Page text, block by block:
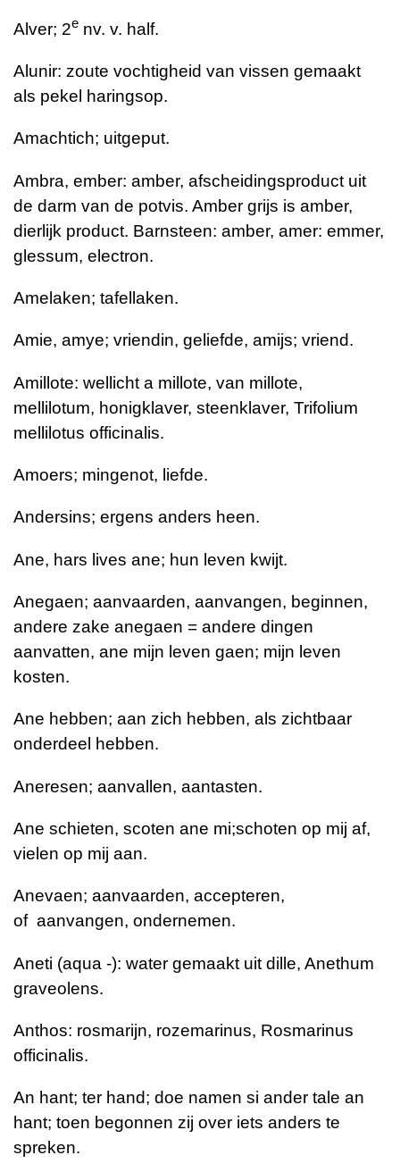
Alver; 2e nv. v. half.
Alunir: zoute vochtigheid van vissen gemaakt
als pekel haringsop.
Amachtich; uitgeput.
Ambra, ember: amber, afscheidingsproduct uit
de darm van de potvis. Amber grijs is amber,
dierlijk product. Barnsteen: amber, amer: emmer,
glessum, electron.
Amelaken; tafellaken.
Amie, amye; vriendin, geliefde, amijs; vriend.
Amillote: wellicht a millote, van millote,
mellilotum, honigklaver, steenklaver, Trifolium
mellilotus officinalis.
Amoers; mingenot, liefde.
Andersins; ergens anders heen.
Ane, hars lives ane; hun leven kwijt.
Anegaen; aanvaarden, aanvangen, beginnen,
andere zake anegaen = andere dingen
aanvatten, ane mijn leven gaen; mijn leven
kosten.
Ane hebben; aan zich hebben, als zichtbaar
onderdeel hebben.
Aneresen; aanvallen, aantasten.
Ane schieten, scoten ane mi;schoten op mij af,
vielen op mij aan.
Anevaen; aanvaarden, accepteren,
of aanvangen, ondernemen.
Aneti (aqua -): water gemaakt uit dille, Anethum
graveolens.
Anthos: rosmarijn, rozemarinus, Rosmarinus
officinalis.
An hant; ter hand; doe namen si ander tale an
hant; toen begonnen zij over iets anders te
spreken.